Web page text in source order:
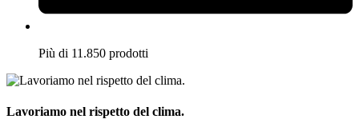
Più di 11.850 prodotti
Lavoriamo nel rispetto del clima.